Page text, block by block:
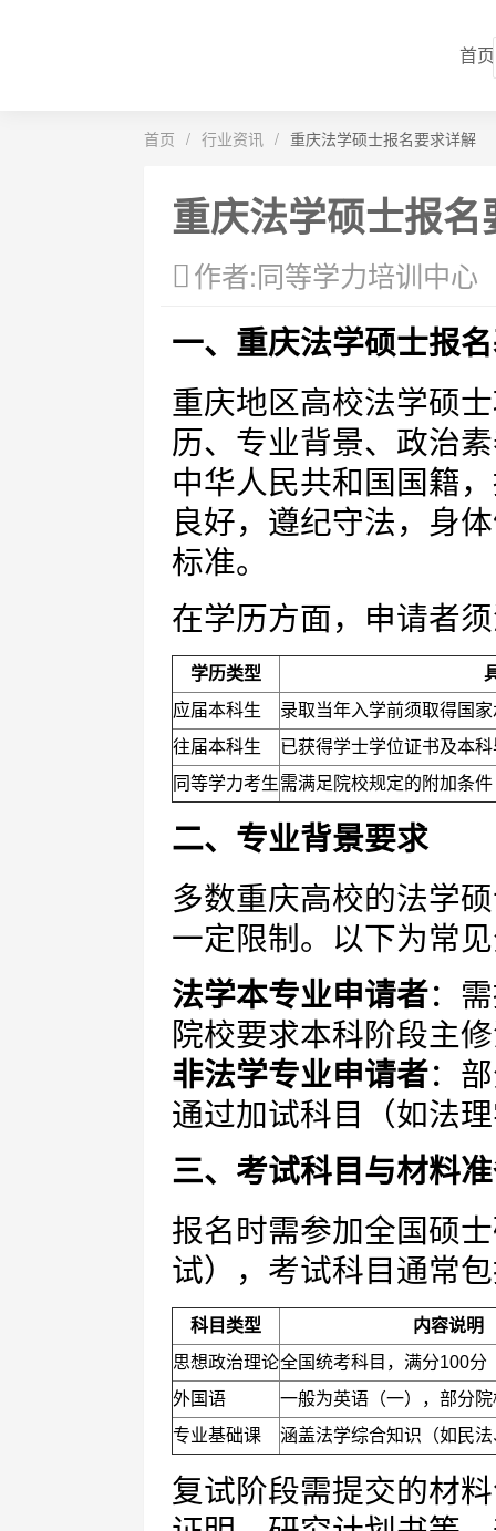
首页
首页 / 行业资讯 / 重庆法学硕士报名要求详解
重庆法学硕士报名
作者:同等学力培训中心
一、重庆法学硕士报
重庆地区高校法学硕
历、专业背景、政治
中华人民共和国国籍
良好，遵纪守法，身
标准。
在学历方面，申请者
学历类型
应届本科生
录取当年入学前须取得国
往届本科生
已获得学士学位证书及本
同等学力考生需满足院校规定的附加条
二、专业背景要求
多数重庆高校的法学
一定限制。以下为常
法学本专业申请者：
院校要求本科阶段主
非法学专业申请者：
通过加试科目（如法
三、考试科目与材料
报名时需参加全国硕
试），考试科目通常
科目类型
内容说明
思想政治理论全国统考科目，满分100分
外国语
一般为英语（一），部分
专业基础课
涵盖法学综合知识（如民
复试阶段需提交的材